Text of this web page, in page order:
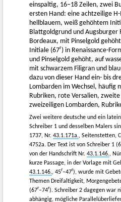
einspaltig, 16–18 Zeilen, zwei
ersten Hand: eine achtzeilige
hellblauem, weiß gehöhtem
Blattgoldgrund und Augsburger
Bordeaux, mit Pinselgold
Initiale (67r) in Renaissance-
und Pinselgold gehöht, auf
mit schwarzem Filigran und
dazu von dieser Hand ein- bis
Lombarden im Wechsel, häufig
Rubriken, rote Versalien,
zweizeiligen Lombarden,
Zwei weitere deutsche und ein
Schreiber 1 und desselben Malers
1737, Nr. 43.1.171a., Seitenstetten,
4752a. Der Text ist von Schreiber 1 (6
von der Handschrift Nr. 43.1.146.,
kurze Passage, in der Vorlage mit
43.1.146., 45r–47r), wurde mit
Themen Dreifaltigkeit,
(67r–74r). Schreiber 2 dagegen war
abhängig, mögliche